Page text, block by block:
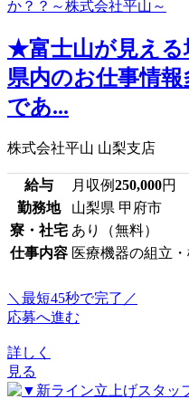
★富士山が見え
県内のお仕事情
であ...
株式会社平山 山梨支店
給与 月収例250,000円
勤務地
山梨県 甲府市
寮・社宅 あり（無料）
仕事内容 医療機器の組立
＼最短45秒で完了／
応募へ進む
詳しく
見る